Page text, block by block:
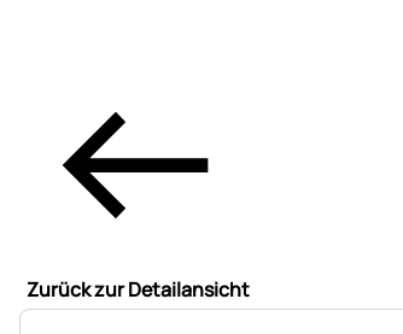
Zurück zur Detailansicht